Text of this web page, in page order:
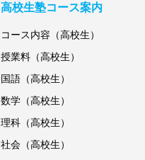
高校生塾コース案内
コース内容（高校生）
授業料（高校生）
国語（高校生）
数学（高校生）
理科（高校生）
社会（高校生）